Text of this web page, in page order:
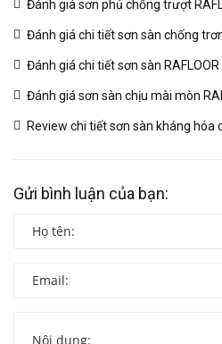
Đánh giá sơn phủ chống trượt
RAL chuyên sâu | VINP
(04/03/
Đánh giá chi tiết sơn sàn chống
B17 RAL | VINP
Đánh giá chi tiết sơn sàn
Đánh giá sơn sàn chịu mài mòn
(04/03/2026)
Review chi tiết sơn sàn kháng hóa
Gửi bình luận của bạn: